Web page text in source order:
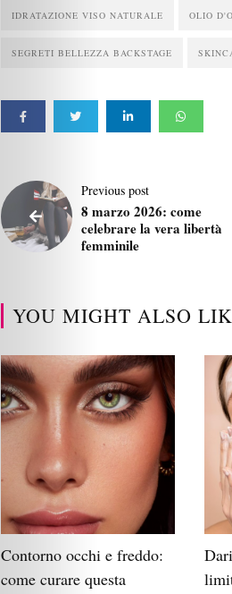
IDRATAZIONE VISO NATURALE OLIO
SEGRETI BELLEZZA BACKSTAGE
Previous post
8 marzo 2026: come
celebrare la vera libertà
femminile
YOU MIGHT ALSO
Contorno occhi e freddo:
come curare questa